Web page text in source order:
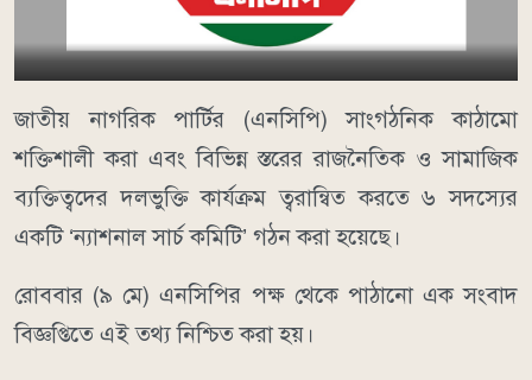
জাতীয় নাগরিক পার্টির (এনসিপি) সাংগঠনিক কাঠামো
শক্তিশালী করা এবং বিভিন্ন স্তরের রাজনৈতিক ও সামাজিক
ব্যক্তিত্বদের দলভুক্তি কার্যক্রম ত্বরান্বিত করতে ৬ সদস্যের
একটি ‘ন্যাশনাল সার্চ কমিটি’ গঠন করা হয়েছে।
রোববার (৯ মে) এনসিপির পক্ষ থেকে পাঠানো এক সংবাদ
বিজ্ঞপ্তিতে এই তথ্য নিশ্চিত করা হয়।